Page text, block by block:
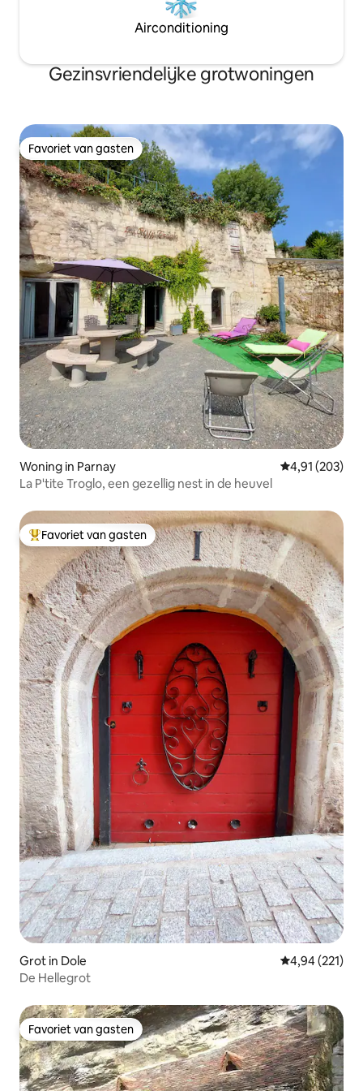
Airconditioning
Gezinsvriendelijke grotwoningen
Favoriet van gasten
Favoriet van gasten
Woning in Parnay Gemiddelde
4,91 (203)
La P'tite Troglo, een gezellig nest in de heuvel
Topfavoriet van gasten
Favoriet van gasten
Grot in Dole Gemiddelde
4,94 (221)
De Hellegrot
Favoriet van gasten
Favoriet van gasten